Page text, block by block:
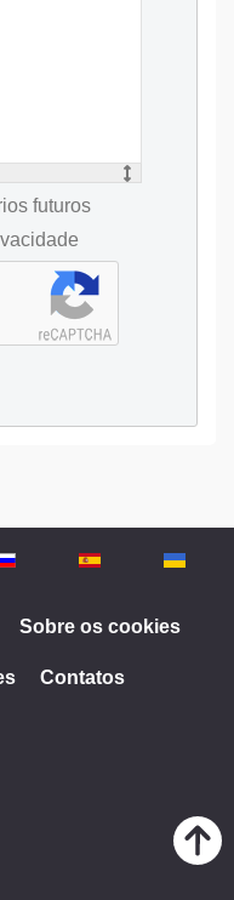
futuros
Sobre os cookies
Contatos